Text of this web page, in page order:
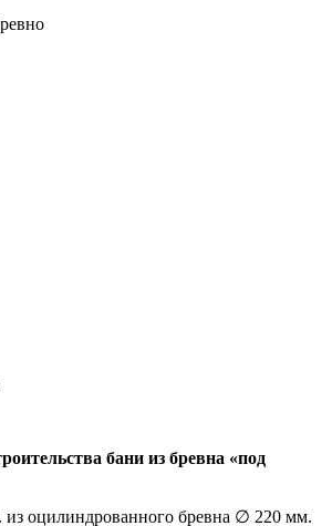
бани из бревна «под
из оцилиндрованного бревна ∅ 220 мм.